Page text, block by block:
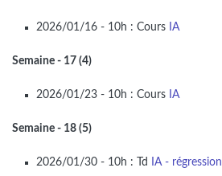
2026/01/16 - 10h : Cours IA
Semaine - 17 (4)
2026/01/23 - 10h : Cours IA
Semaine - 18 (5)
2026/01/30 - 10h : Td IA - régression